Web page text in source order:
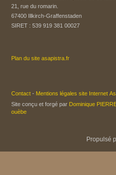
21, rue du romarin.
67400 Illkirch-Graffenstaden
SIRET : 539 919 381 00027
Plan du site asapistra.fr
Contact - Mentions légales site Internet
Site conçu et forgé par Dominique
ouèbe
Propulsé